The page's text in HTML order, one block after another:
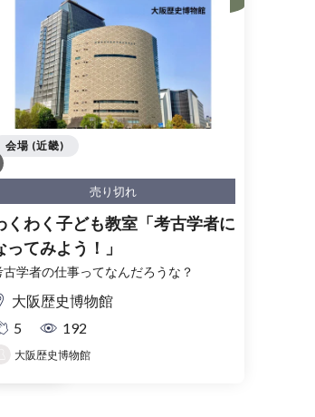
ひもに
トラッ
トラッ
売り切れ
くわく子ども教室「考古学者に
ってみよう！」
古学者の仕事ってなんだろうな？
大阪歴史博物館
5
192
大阪歴史博物館
会場 (近畿)